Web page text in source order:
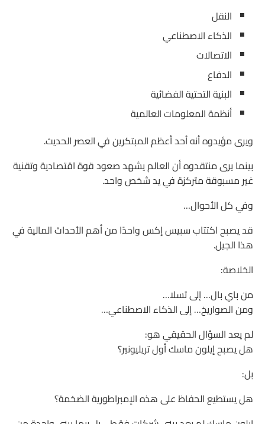
النقل
الذكاء الاصطناعي
الاتصالات
الدفاع
البنية التحتية الفضائية
أنظمة المعلومات العالمية
ويرى مؤيدوه أنه أحد أعظم المبتكرين في العصر الحديث.
بينما يرى منتقدوه أن العالم يشهد صعود قوة اقتصادية وتقنية
غير مسبوقة متركزة في يد شخص واحد.
وفي كل الأحوال…
قد يصبح اكتتاب سبيس إكس واحدًا من أهم الأحداث المالية في
هذا الجيل.
الخلاصة:
من باي بال… إلى تسلا…
ومن الصواريخ… إلى الذكاء الاصطناعي…
لم يعد السؤال الحقيقي هو:
هل يصبح إيلون ماسك أول تريليونير؟
بل:
هل يستطيع الحفاظ على هذه الإمبراطورية الضخمة؟